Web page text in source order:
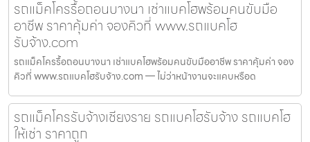
รถแม็คโครรื้อถอนบางนา เช่าแบคโฮพร้อมคนขับมือ
อาชีพ ราคาคุ้มค่า จองคิวที่ www.รถแบคโฮ
รับจ้าง.com
รถแม็คโครรื้อถอนบางนา เช่าแบคโฮพร้อมคนขับมืออาชีพ ราคาคุ้มค่า จอง
คิวที่ www.รถแบคโฮรับจ้าง.com — ไม่ว่าหน้างานจะแคบหรือด
รถแม็คโครรับจ้างเชียงราย รถแบคโฮรับจ้าง รถแบคโฮ
ให้เช่า ราคาถูก